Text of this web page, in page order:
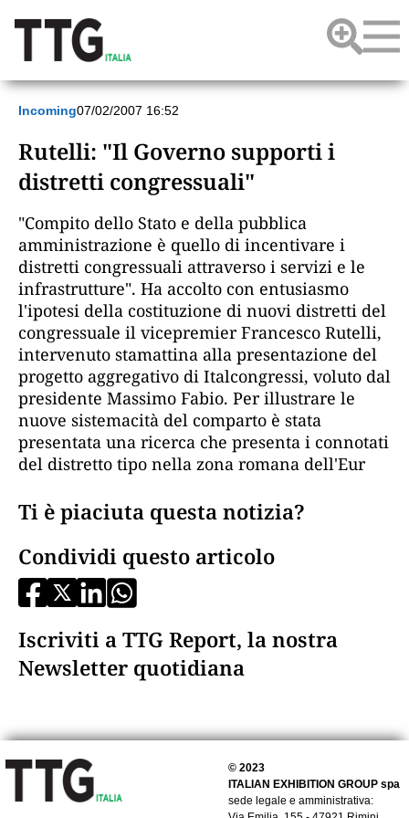
Incoming07/02/2007 16:52
Rutelli: "Il Governo supporti i
distretti congressuali"
"Compito dello Stato e della pubblica
amministrazione è quello di incentivare i
distretti congressuali attraverso i servizi e le
infrastrutture". Ha accolto con entusiasmo
l'ipotesi della costituzione di nuovi distretti del
congressuale il vicepremier Francesco Rutelli,
intervenuto stamattina alla presentazione del
progetto aggregativo di Italcongressi, voluto dal
presidente Massimo Fabio. Per illustrare le
nuove sistemacità del comparto è stata
presentata una ricerca che presenta i connotati
del distretto tipo nella zona romana dell'Eur
Ti è piaciuta questa notizia?
Condividi questo articolo
Iscriviti a TTG Report, la nostra
Newsletter quotidiana
© 2023
ITALIAN EXHIBITION GROUP spa
sede legale e amministrativa: